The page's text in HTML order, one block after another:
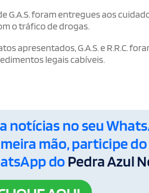
G.A.S. foram entregues aos
o tráfico de drogas.
apresentados, G.A.S. e R.R.C.
legais cabíveis.